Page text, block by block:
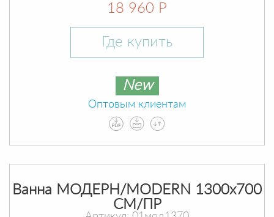
18 960 Р
Где купить
New
Оптовым клиентам
Ванна МОДЕРН/MODERN 1300х700
СМ/ПР